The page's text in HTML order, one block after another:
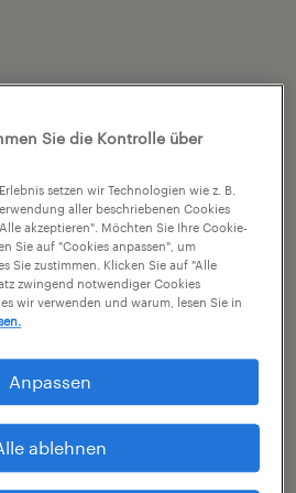
Sie die Kontrolle über
setzen wir Technologien wie z. B.
aller beschriebenen Cookies
akzeptieren". Möchten Sie Ihre Cookie-
Sie auf "Cookies anpassen", um
Sie zustimmen. Klicken Sie auf "Alle
zwingend notwendiger Cookies
wir verwenden und warum, lesen Sie in
Anpassen
ablehnen